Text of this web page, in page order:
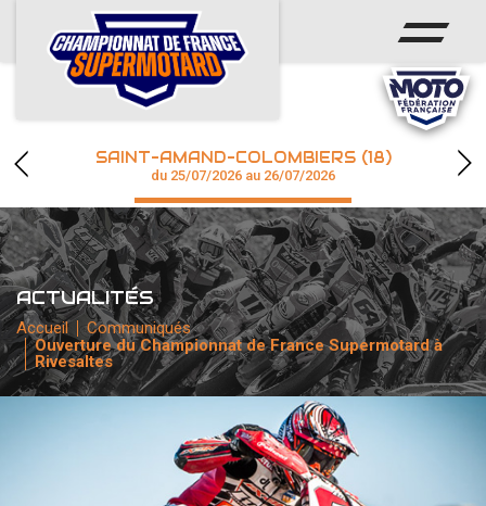
ACCUEIL
ACTUS
CALENDRIER
CHAMPIONNAT
RÉSULTATS
PHOTOS / WEB TV
accéder à la billetterie
SAINT-AMAND-COLOMBIERS (18)
du 25/07/2026 au 26/07/2026
ACTUALITÉS
Accueil
Communiqués
Ouverture du Championnat de France Supermotard à
Rivesaltes